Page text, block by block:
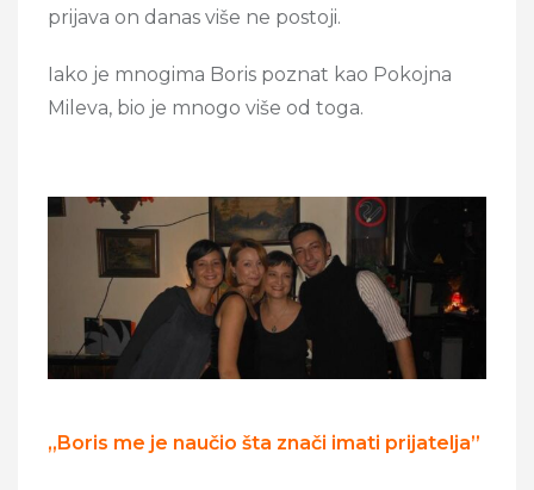
prijava on danas više ne postoji.
Iako je mnogima Boris poznat kao Pokojna
Mileva, bio je mnogo više od toga.
„Boris me je naučio šta znači imati prijatelja”